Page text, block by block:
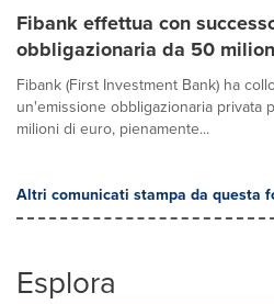
Fibank effettua con
obbligazionaria da 50
Fibank (First Investment Bank) ha
un'emissione obbligazionaria privata
milioni di euro, pienamente...
Altri comunicati stampa da questa
Esplora